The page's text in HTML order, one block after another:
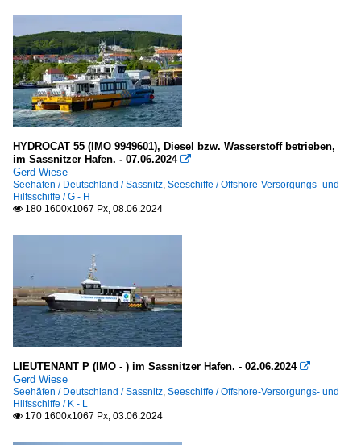
HYDROCAT 55 (IMO 9949601), Diesel bzw. Wasserstoff betrieben,
im Sassnitzer Hafen. - 07.06.2024 
Gerd Wiese
Seehäfen / Deutschland / Sassnitz, Seeschiffe / Offshore-Versorgungs- und
Hilfsschiffe / G - H
 180 1600x1067 Px, 08.06.2024
LIEUTENANT P (IMO - ) im Sassnitzer Hafen. - 02.06.2024 
Gerd Wiese
Seehäfen / Deutschland / Sassnitz, Seeschiffe / Offshore-Versorgungs- und
Hilfsschiffe / K - L
 170 1600x1067 Px, 03.06.2024